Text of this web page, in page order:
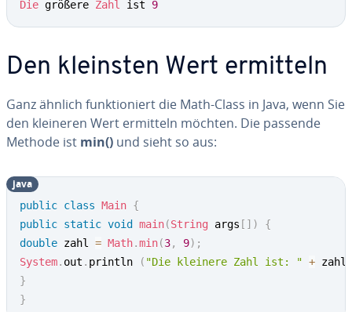
Die größere Zahl ist 9
Den kleinsten Wert ermitteln
Ganz ähnlich funk­tio­niert die Math-Class in Java, wenn Sie
den kleineren Wert ermitteln möchten. Die passende
Methode ist min() und sieht so aus:
public class Main {
public static void main(String args [ ] )
{
double zahl = Math.min(3, 9) ;
System. out . println ( "Die kleinere Zahl ist: " + zahl
}
}
java